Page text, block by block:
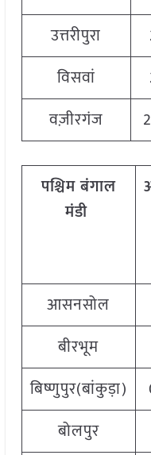
उत्तरीपुरा
विसवां
वज़ीरगंज
पश्चिमबंगाल
मंडी
आसनसोल
बीरभूम
बिष्णुपुर(बांकुड़ा)
बोलपुर